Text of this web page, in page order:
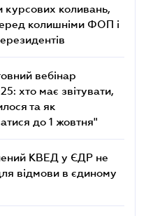
курсових коливань,
колишніми ФОП і
вебінар
хто має звітувати,
та як
до 1 жовтня"
КВЕД у ЄДР не
відмови в єдиному